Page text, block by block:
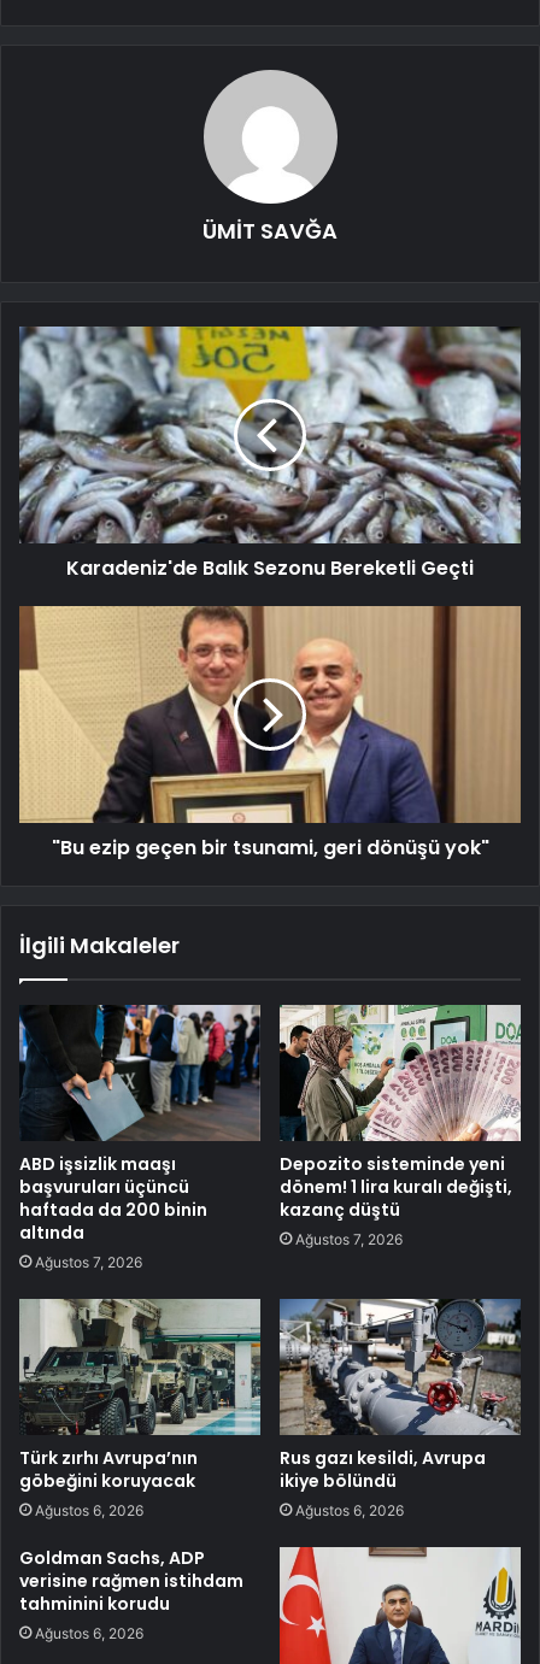
ÜMİT SAVĞA
Karadeniz'de Balık Sezonu Bereketli Geçti
"Bu ezip geçen bir tsunami, geri dönüşü yok"
İlgili Makaleler
ABD işsizlik maaşı
başvuruları üçüncü
haftada da 200 binin
altında
Ağustos 7, 2026
Depozito sisteminde yeni
dönem! 1 lira kuralı değişti,
kazanç düştü
Ağustos 7, 2026
Türk zırhı Avrupa’nın
göbeğini koruyacak
Ağustos 6, 2026
Rus gazı kesildi, Avrupa
ikiye bölündü
Ağustos 6, 2026
Goldman Sachs, ADP
verisine rağmen istihdam
tahminini korudu
Ağustos 6, 2026